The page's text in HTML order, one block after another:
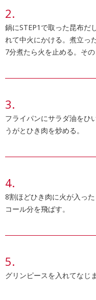
鍋にSTEP1で取った昆布だ
れて中火にかける。煮立っ
7分煮たら火を止める。そ
フライパンにサラダ油をひ
うがとひき肉を炒める。
8割ほどひき肉に火が入っ
コール分を飛ばす。
グリンピースを入れてなじ